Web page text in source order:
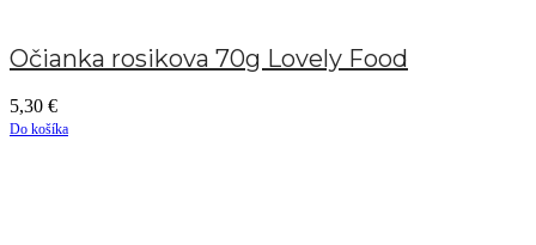
Očianka rosikova 70g Lovely Food
5,30 €
Do košíka